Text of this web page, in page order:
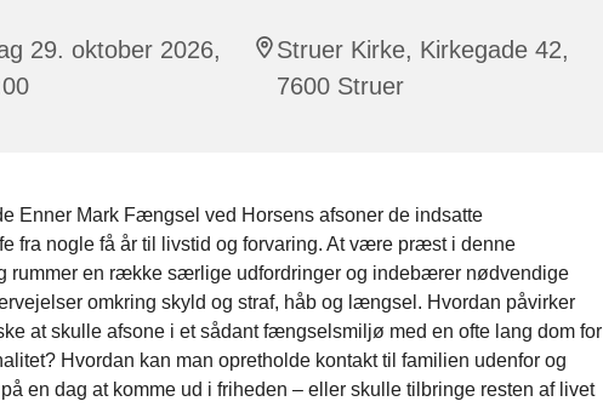
29. oktober 2026,
Struer Kirke, Kirkegade 42,
7600 Struer
Enner Mark Fængsel ved Horsens afsoner de indsatte
fra nogle få år til livstid og forvaring. At være præst i denne
rummer en række særlige udfordringer og indebærer nødvendige
omkring skyld og straf, håb og længsel. Hvordan påvirker
at skulle afsone i et sådant fængselsmiljø med en ofte lang dom for
Hvordan kan man opretholde kontakt til familien udenfor og
en dag at komme ud i friheden – eller skulle tilbringe resten af livet